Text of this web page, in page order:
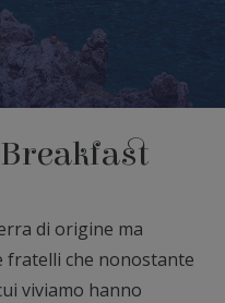
di origine ma
fratelli che nonostante
viviamo hanno